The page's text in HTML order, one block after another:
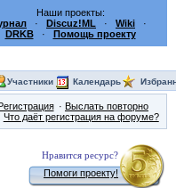
Наши проекты:
· Discuz!ML · Wiki ·
DRKB· Помощь проекту
Участники Календарь
Выслать повторно
Что даёт регистрация на форуме?
Нравится ресурс?
Помоги проекту!